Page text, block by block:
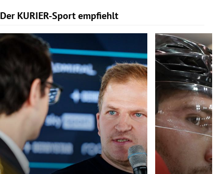
Der KURIER-Sport empfiehlt
Slide 1 von 5